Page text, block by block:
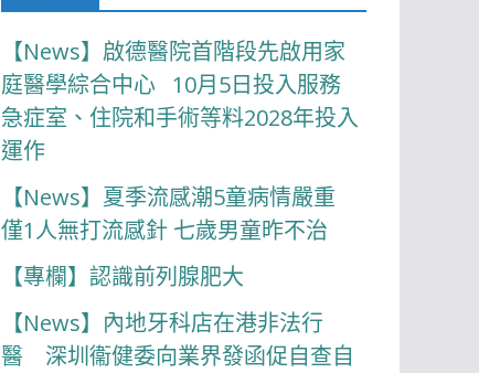
【News】啟德醫院首階段先啟用家
庭醫學綜合中心 10月5日投入服務
急症室、住院和手術等料2028年投入
運作
【News】夏季流感潮5童病情嚴重
僅1人無打流感針 七歲男童昨不治
【專欄】認識前列腺肥大
【News】內地牙科店在港非法行
醫 深圳衞健委向業界發函促自查自